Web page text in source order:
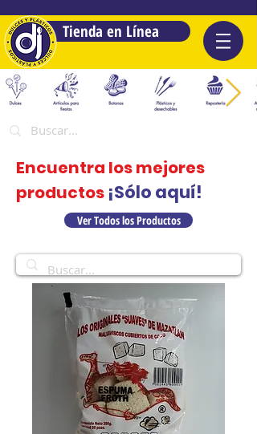
Tienda en Línea
Encuentra los mejores
productos ¡Sólo aquí!
Ver Todos los Productos